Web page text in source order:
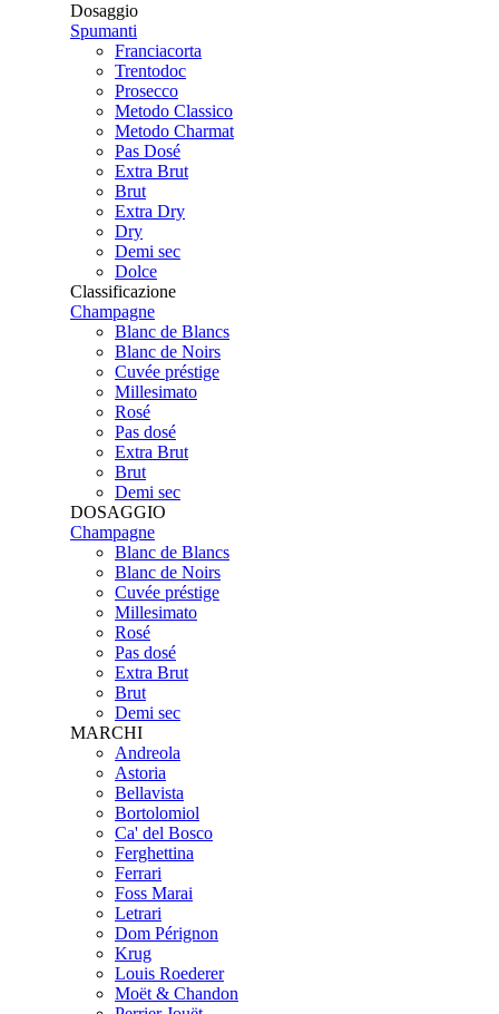
Dosaggio
Spumanti
Franciacorta
Trentodoc
Prosecco
Metodo Classico
Metodo Charmat
Pas Dosé
Extra Brut
Brut
Extra Dry
Dry
Demi sec
Dolce
Classificazione
Champagne
Blanc de Blancs
Blanc de Noirs
Cuvée préstige
Millesimato
Rosé
Pas dosé
Extra Brut
Brut
Demi sec
DOSAGGIO
Champagne
Blanc de Blancs
Blanc de Noirs
Cuvée préstige
Millesimato
Rosé
Pas dosé
Extra Brut
Brut
Demi sec
MARCHI
Andreola
Astoria
Bellavista
Bortolomiol
Ca' del Bosco
Ferghettina
Ferrari
Foss Marai
Letrari
Dom Pérignon
Krug
Louis Roederer
Moët & Chandon